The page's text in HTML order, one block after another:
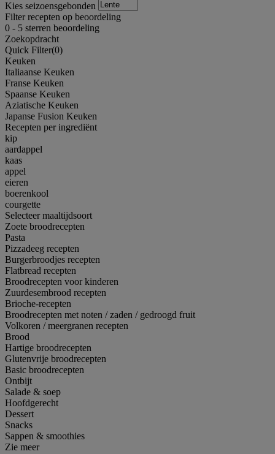
Kies seizoensgebonden
Filter recepten op beoordeling
0 - 5 sterren beoordeling
Zoekopdracht
Quick Filter(0)
Keuken
Italiaanse Keuken
Franse Keuken
Spaanse Keuken
Aziatische Keuken
Japanse Fusion Keuken
Recepten per ingrediënt
kip
aardappel
kaas
appel
eieren
boerenkool
courgette
Selecteer maaltijdsoort
Zoete broodrecepten
Pasta
Pizzadeeg recepten
Burgerbroodjes recepten
Flatbread recepten
Broodrecepten voor kinderen
Zuurdesembrood recepten
Brioche-recepten
Broodrecepten met noten / zaden / gedroogd fruit
Volkoren / meergranen recepten
Brood
Hartige broodrecepten
Glutenvrije broodrecepten
Basic broodrecepten
Ontbijt
Salade & soep
Hoofdgerecht
Dessert
Snacks
Sappen & smoothies
Zie meer